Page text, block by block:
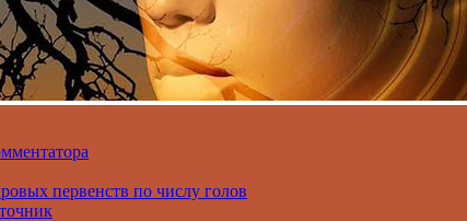
первенств по числу голов